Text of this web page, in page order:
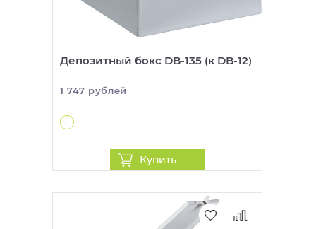
Депозитный бокс DB-135 (к DB-12)
1 747 рублей
Купить